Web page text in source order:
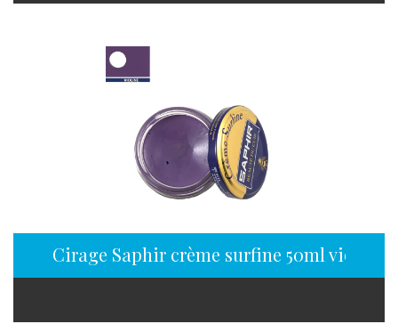
Cirage Saphir crème surfine 50ml violine